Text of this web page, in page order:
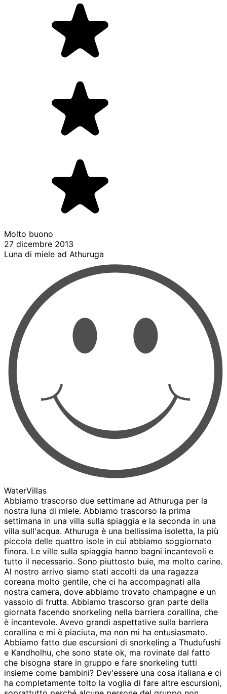
Molto buono
27 dicembre 2013
Luna di miele ad Athuruga
WaterVillas
Abbiamo trascorso due settimane ad Athuruga per la
nostra luna di miele. Abbiamo trascorso la prima
settimana in una villa sulla spiaggia e la seconda in una
villa sull'acqua. Athuruga è una bellissima isoletta, la più
piccola delle quattro isole in cui abbiamo soggiornato
finora. Le ville sulla spiaggia hanno bagni incantevoli e
tutto il necessario. Sono piuttosto buie, ma molto carine.
Al nostro arrivo siamo stati accolti da una ragazza
coreana molto gentile, che ci ha accompagnati alla
nostra camera, dove abbiamo trovato champagne e un
vassoio di frutta. Abbiamo trascorso gran parte della
giornata facendo snorkeling nella barriera corallina, che
è incantevole. Avevo grandi aspettative sulla barriera
corallina e mi è piaciuta, ma non mi ha entusiasmato.
Abbiamo fatto due escursioni di snorkeling a Thudufushi
e Kandholhu, che sono state ok, ma rovinate dal fatto
che bisogna stare in gruppo e fare snorkeling tutti
insieme come bambini? Dev'essere una cosa italiana e ci
ha completamente tolto la voglia di fare altre escursioni,